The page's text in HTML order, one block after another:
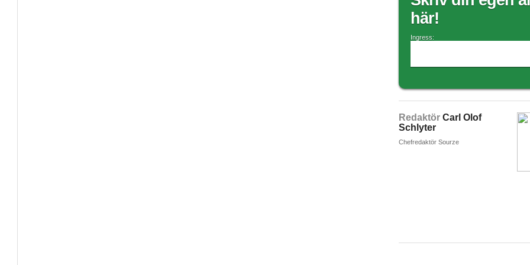
här!
Ingress:
Redaktör Carl Olof
Schlyter
Chefredaktör Sourze